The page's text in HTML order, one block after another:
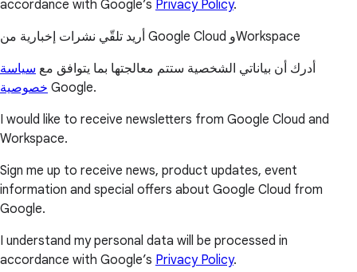
accordance with Google’s Privacy Policy.
أريد تلقّي نشرات إخبارية من Google Cloud وWorkspace
أدرك أن بياناتي الشخصية ستتم معالجتها بما يتوافق مع سياسة
خصوصية Google.
I would like to receive newsletters from Google Cloud and
Workspace.
Sign me up to receive news, product updates, event
information and special offers about Google Cloud from
Google.
I understand my personal data will be processed in
accordance with Google’s Privacy Policy.